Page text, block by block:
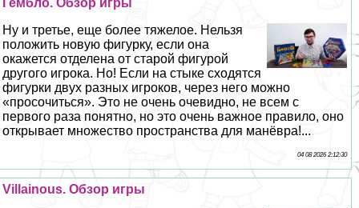
Ну и третье, еще более тяжелое. Нельзя
положить новую фигурку, если она
окажется отделена от старой фигурой
другого игрока. Но! Если на стыке сходятся
фигурки двух разных игроков, через него можно
«просочиться». Это не очень очевидно, не всем с
первого раза понятно, но это очень важное правило, оно
открывает множество прострaнcтва для манёвра!...
04 08 2026 2:12:30
Villainous. Обзор игры